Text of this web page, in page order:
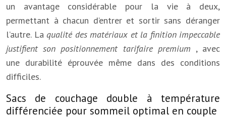
un avantage considérable pour la vie à deux,
permettant à chacun d’entrer et sortir sans déranger
l’autre. La qualité des matériaux et la finition impeccable
justifient son positionnement tarifaire premium , avec
une durabilité éprouvée même dans des conditions
difficiles.
Sacs de couchage double à température
différenciée pour sommeil optimal en couple